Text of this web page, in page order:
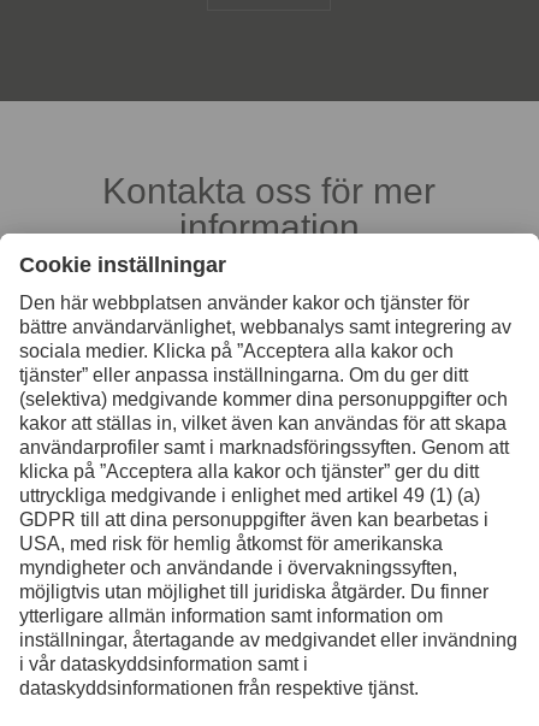
Kontakta oss för mer
information
Kontakt
Facebook
Instagram